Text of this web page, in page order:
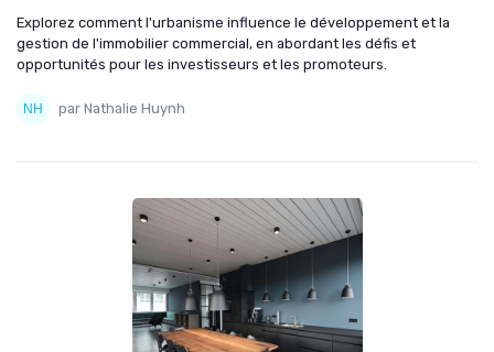
Explorez comment l'urbanisme influence le développement et la
gestion de l'immobilier commercial, en abordant les défis et
opportunités pour les investisseurs et les promoteurs.
par Nathalie Huynh